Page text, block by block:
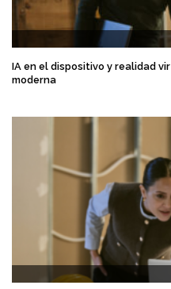
IA en el dispositivo y realidad
moderna